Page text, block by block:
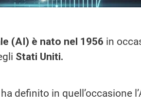
(AI) è nato nel 1956 in
Stati Uniti.
ha definito in quell’occasione